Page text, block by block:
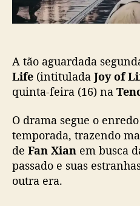
A tão aguardada
Life (intitulada Joy of
quinta-feira (16) na
O drama segue o
temporada, trazendo
de Fan Xian em busca
passado e suas
outra era.